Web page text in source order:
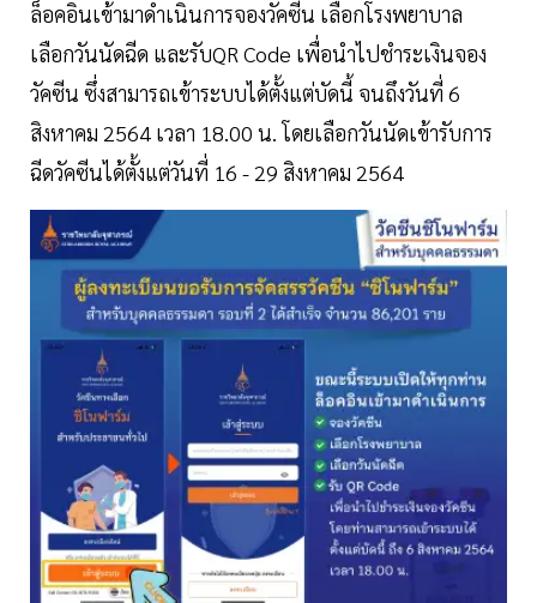
ล็อคอินเข้ามาดำเนินการจองวัคซีน เลือกโรงพยาบาล
เลือกวันนัดฉีด และรับQR Code เพื่อนำไปชำระเงินจอง
วัคซีน ซึ่งสามารถเข้าระบบได้ตั้งแต่บัดนี้ จนถึงวันที่ 6
สิงหาคม 2564 เวลา 18.00 น. โดยเลือกวันนัดเข้ารับการ
ฉีดวัคซีนได้ตั้งแต่วันที่ 16 - 29 สิงหาคม 2564